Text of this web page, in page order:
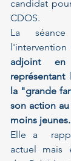
candidat
CDOS.
La
l'intervention
adjoint
la "grande
son action
moins jeunes.
Elle a
actuel mais